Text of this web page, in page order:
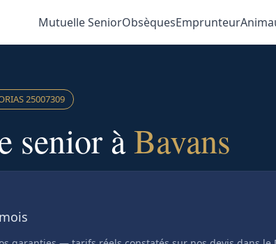
Mutuelle SeniorObsèquesEmprunteur
25007309
senior àBavans